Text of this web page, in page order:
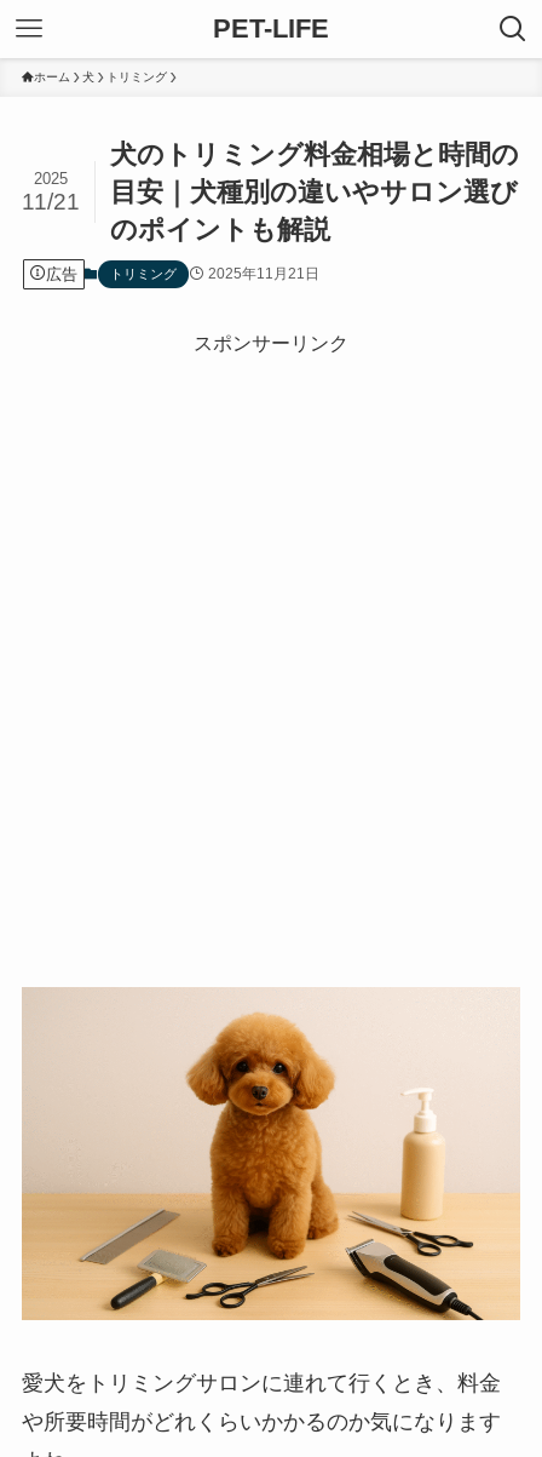
PET-LIFE
ホーム 犬 トリミング
犬のトリミング料金相場と時間の
目安｜犬種別の違いやサロン選び
のポイントも解説
2025
11/21
広告 トリミング 2025年11月21日
スポンサーリンク
愛犬をトリミングサロンに連れて行くとき、料金
や所要時間がどれくらいかかるのか気になります